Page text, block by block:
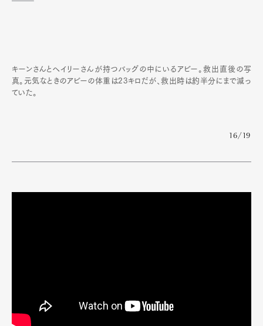
キーンさんとヘイリーさんが持つバッグの中にいるアビー。救出直後の写
真。元気なときのアビーの体重は23キロだが、救出時は約半分にまで減っ
ていた。
16/19